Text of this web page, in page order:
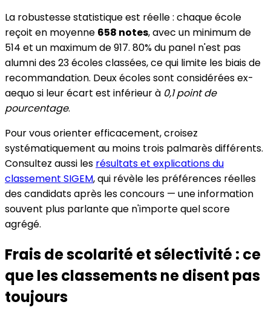
La robustesse statistique est réelle : chaque école
reçoit en moyenne 658 notes, avec un minimum de
514 et un maximum de 917. 80% du panel n'est pas
alumni des 23 écoles classées, ce qui limite les biais de
recommandation. Deux écoles sont considérées ex-
aequo si leur écart est inférieur à 0,1 point de
pourcentage.
Pour vous orienter efficacement, croisez
systématiquement au moins trois palmarès différents.
Consultez aussi les résultats et explications du
classement SIGEM, qui révèle les préférences réelles
des candidats après les concours — une information
souvent plus parlante que n'importe quel score
agrégé.
Frais de scolarité et sélectivité : ce
que les classements ne disent pas
toujours